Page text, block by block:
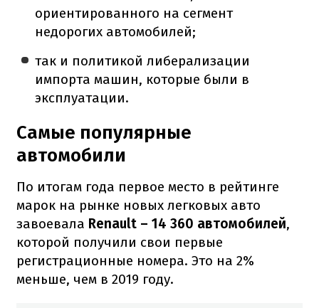
ориентированного на сегмент
недорогих автомобилей;
так и политикой либерализации
импорта машин, которые были в
эксплуатации.
Самые популярные
автомобили
По итогам года первое место в рейтинге
марок на рынке новых легковых авто
завоевала Renault – 14 360 автомобилей,
которой получили свои первые
регистрационные номера. Это на 2%
меньше, чем в 2019 году.